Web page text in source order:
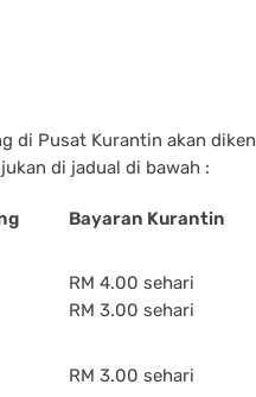
di Pusat Kurantin akan
di jadual di bawah :
Bayaran Kurantin
RM 4.00 sehari
RM 3.00 sehari
RM 3.00 sehari